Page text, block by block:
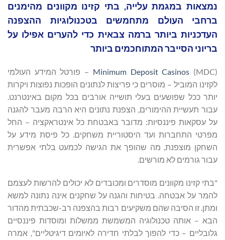
נמצאות במגמת עלייה, בתי קזינו מקוונים מהימנים
ברחבי העולם מתחמשים בטכנולוגיות ההצפנה
העדכניות ביותר ברמה צבאית כדי להערים אפילו על
בריוני הסייבר המתוחכמים ביותר
Minimum Deposit Casinos (MDC) – פורטל המידע העולמי
לקזינו המוביל – מוסרים כי פריצות לנתונים הופכות נפוצות ויקרות
יותר ככל שפושעים בעלי תושייה אורבים בכל מקום באינטרנט.
עבור תעשיית ההימורים, הצפנת נתונים היא הרבה מעבר להגנה
על עסקאות פיננסיות: מדובר באבטחת כל אינטראקציה – החל
מפרטי התחברות ועד היסטוריית משחקים. כל פיסת מידע על
השחקן מוצפנת, מה שהופך את הגישה לכמעט בלתי אפשרית
עבור גורמים לא מורשים.
"בתי קזינו מקוונים מוסדרים ומכובדים לא יכולים להרשות לעצמם
להמר על אבטחה. בטיחות והגנה על שחקנים אינה נתונה למשא
ומתן. זו הסיבה שהם משקיעים רבות בהצפנה רב-שכבתית מהדור
הבא – אותה טכנולוגיה המשמשת ממשלות ומוסדות פיננסיים
גלובליים – כדי להפוך לבלתי חדירה לאיומים דיגיטליים", אמרה